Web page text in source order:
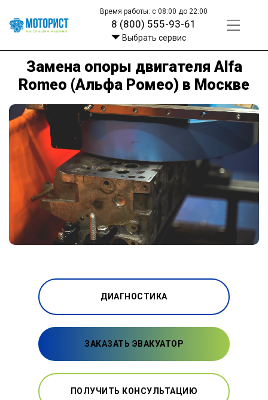
Время работы: с 08:00 до 22:00
8 (800) 555-93-61
Выбрать сервис
Замена опоры двигателя Alfa
Romeo (Альфа Ромео) в Москве
ДИАГНОСТИКА
ЗАКАЗАТЬ ЭВАКУАТОР
ПОЛУЧИТЬ КОНСУЛЬТАЦИЮ